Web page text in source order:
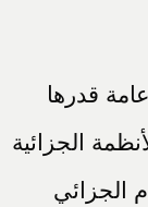
قدرها
الجزائية
الجزائي